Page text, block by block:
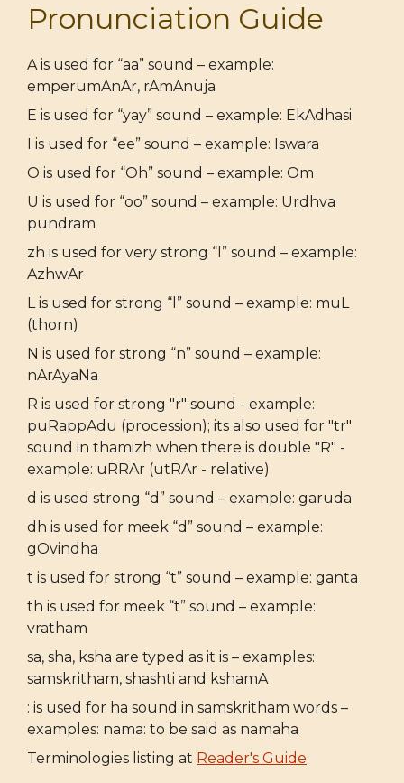
Pronunciation Guide
A is used for “aa” sound – example:
emperumAnAr, rAmAnuja
E is used for “yay” sound – example: EkAdhasi
I is used for “ee” sound – example: Iswara
O is used for “Oh” sound – example: Om
U is used for “oo” sound – example: Urdhva
pundram
zh is used for very strong “l” sound – example:
AzhwAr
L is used for strong “l” sound – example: muL
(thorn)
N is used for strong “n” sound – example:
nArAyaNa
R is used for strong "r" sound - example:
puRappAdu (procession); its also used for "tr"
sound in thamizh when there is double "R" -
example: uRRAr (utRAr - relative)
d is used strong “d” sound – example: garuda
dh is used for meek “d” sound – example:
gOvindha
t is used for strong “t” sound – example: ganta
th is used for meek “t” sound – example:
vratham
sa, sha, ksha are typed as it is – examples:
samskritham, shashti and kshamA
: is used for ha sound in samskritham words –
examples: nama: to be said as namaha
Terminologies listing at Reader's Guide